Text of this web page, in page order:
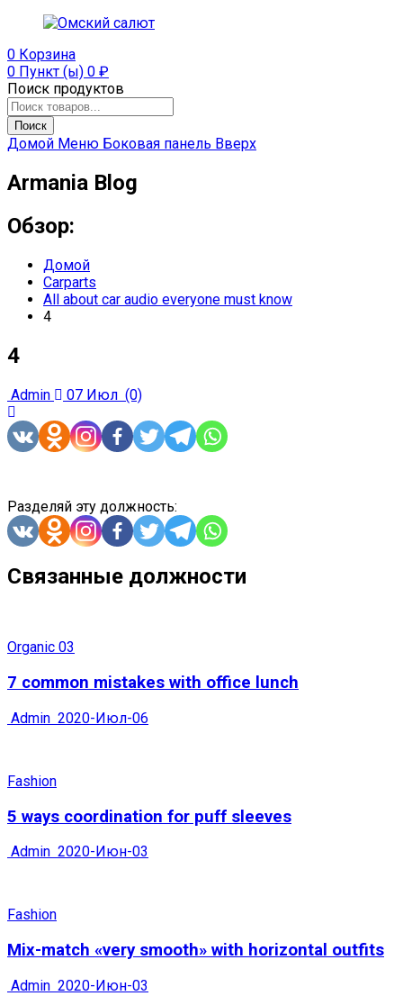
0 Корзина
0 Пункт (ы) 0 ₽
Поиск продуктов
Поиск
Домой Меню Боковая панель Вверх
Armania Blog
Обзор:
Домой
Carparts
All about car audio everyone must know
4
4
Admin 07 Июл (0)
Разделяй эту должность:
Связанные должности
Organic 03
7 common mistakes with office lunch
Admin 2020-Июл-06
Fashion
5 ways coordination for puff sleeves
Admin 2020-Июн-03
Fashion
Mix-match «very smooth» with horizontal outfits
Admin 2020-Июн-03